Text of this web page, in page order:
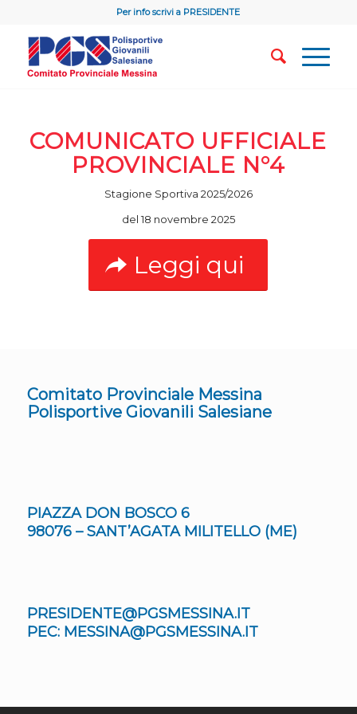
Per info scrivi a PRESIDENTE
COMUNICATO UFFICIALE
PROVINCIALE N°4
Stagione Sportiva 2025/2026
del 18 novembre 2025
Leggi qui
Comitato Provinciale Messina
Polisportive Giovanili Salesiane
PIAZZA DON BOSCO 6
98076 – SANT’AGATA MILITELLO (ME)
PRESIDENTE@PGSMESSINA.IT
PEC: MESSINA@PGSMESSINA.IT